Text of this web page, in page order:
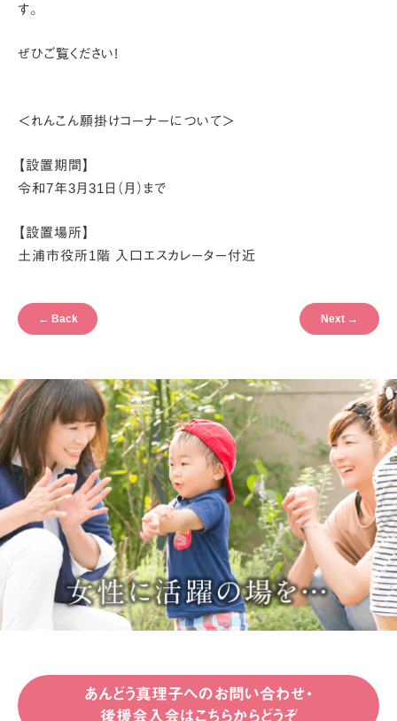
す。
ぜひご覧ください!
＜れんこん願掛けコーナーについて＞
【設置期間】
令和7年3月31日（月）まで
【設置場所】
土浦市役所1階 入口エスカレーター付近
← Back Next →
あんどう真理子へのお問い合わせ・
後援会入会はこちらからどうぞ